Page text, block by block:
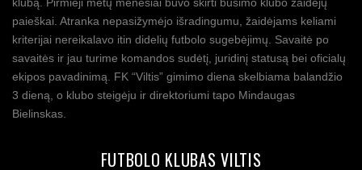
paieškai. Atranka nepasižymėjo išradingumu, žaidėjams keliami
kriterijai nereikalavo itin didelių futbolo sugebėjimų. Savaitė po
savaitės ir jau turime komandos sudėtį, juridinį statusą bei oficialų
ekipos pavadinimą. FK “Viltis” gimimo diena skelbiama balandžio
3 dieną, o klubo steigėju ir direktoriumi tapo Mindaugas
Bielinskas.
FUTBOLO KLUBAS VILTIS